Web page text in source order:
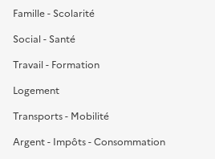
Famille - Scolarité
Social - Santé
Travail - Formation
Logement
Transports - Mobilité
Argent - Impôts - Consommation